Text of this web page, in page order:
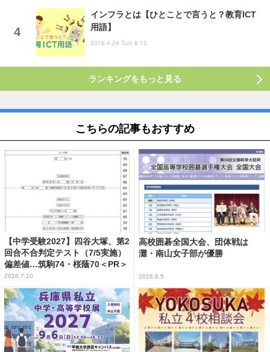
インフラとは【ひとことで言うと？教育ICT
用語】
2016.4.24 Sun 8:15
ランキングをもっと見る
こちらの記事もおすすめ
【中学受験2027】四谷大塚、第2
回合不合判定テスト（7/5実施）
偏差値…筑駒74・桜蔭70＜PR＞
2026.7.10
高校囲碁全国大会、団体戦は
灘・南山女子部が優勝
2026.8.5